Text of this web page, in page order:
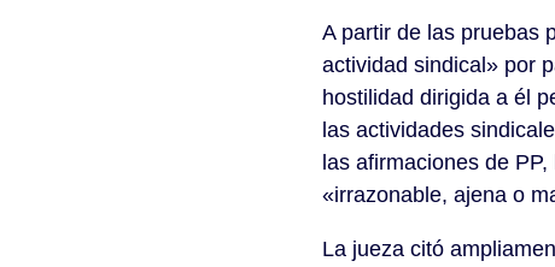
A partir de las pruebas
actividad sindical» por
hostilidad dirigida a él
las actividades
las afirmaciones de
«irrazonable, ajena o
La jueza citó